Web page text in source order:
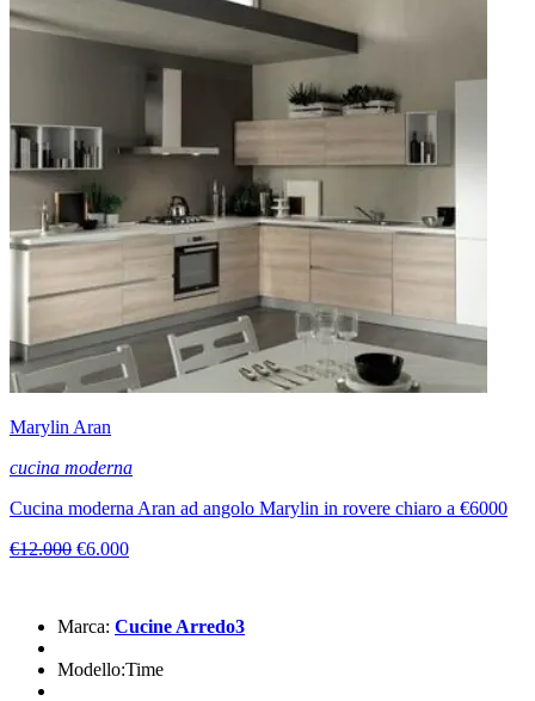
Marylin Aran
cucina moderna
Cucina moderna Aran ad angolo Marylin in rovere chiaro a €6000
€12.000 €6.000
Marca: Cucine Arredo3
Modello:Time